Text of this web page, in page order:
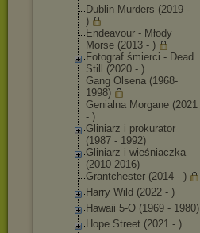
Dublin Murders (2019 -
)
Endeavour - Młody
Morse (2013 - )
Fotograf śmierci - Dead
Still (2020 - )
Gang Olsena (1968-
1998)
Genialna Morgane (2021
- )
Gliniarz i prokurator
(1987 - 1992)
Gliniarz i wieśniaczka
(2010-2016)
Grantchester (2014 - )
Harry Wild (2022 - )
Hawaii 5-O (1969 - 1980)
Hope Street (2021 - )